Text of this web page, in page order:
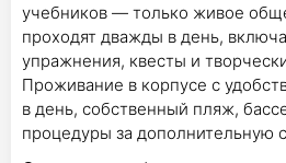
учебников — только живое
проходят дважды в день,
упражнения, квесты и
Проживание в корпусе с
в день, собственный пляж,
процедуры за дополнительную